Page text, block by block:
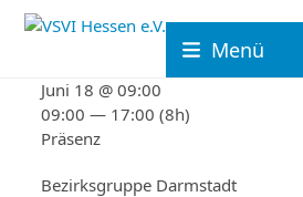
Skip
Menü
Juni 18 @ 09:00
09:00 — 17:00 (8h)
Präsenz
Bezirksgruppe Darmstadt